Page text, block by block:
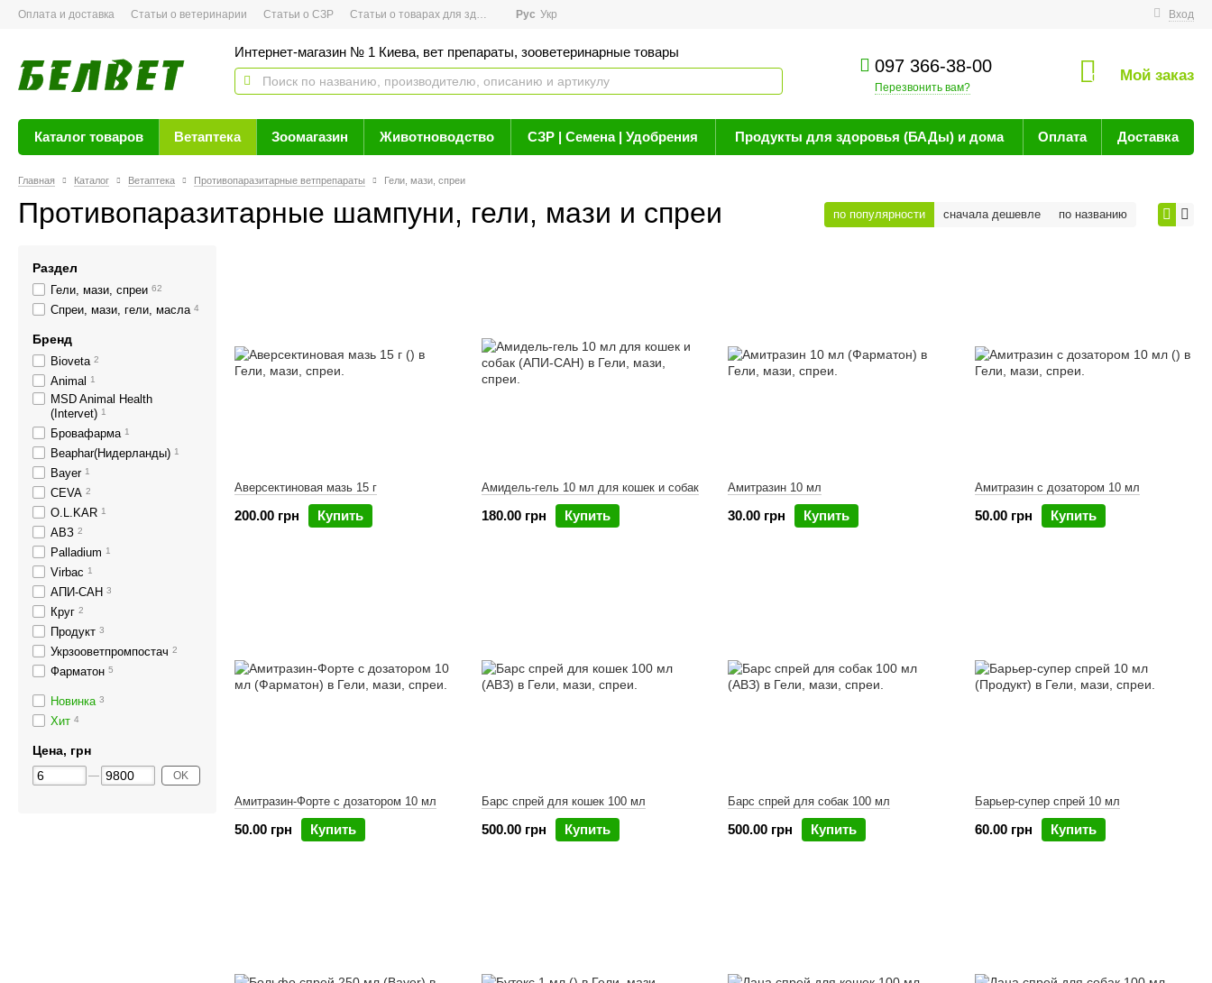
Оплата и доставка Статьи о ветеринарии Статьи о СЗР Статьи о товарах для здоровья Новости Вход
Рус Укр
Интернет-магазин № 1 Киева, вет препараты, зооветеринарные товары
097 366-38-00
Перезвонить вам?
0 Мой заказ
Каталог товаров Ветаптека Зоомагазин Животноводство СЗР | Семена | Удобрения Продукты для здоровья (БАДы) и дома Оплата Доставка
Главная Каталог Ветаптека Противопаразитарные ветпрепараты Гели, мази, спреи
Противопаразитарные шампуни, гели, мази и спреи по популярности сначала дешевле по названию
Аверсектиновая мазь 15 г
200.00 грн Купить
Амидель-гель 10 мл для кошек и собак
180.00 грн Купить
Амитразин 10 мл
30.00 грн Купить
Амитразин с дозатором 10 мл
50.00 грн Купить
Амитразин-Форте с дозатором 10 мл
50.00 грн Купить
Барс спрей для кошек 100 мл
500.00 грн Купить
Барс спрей для собак 100 мл
500.00 грн Купить
Барьер-супер спрей 10 мл
60.00 грн Купить
Раздел
Гели, мази, спреи 62
Спреи, мази, гели, масла 4
Бренд
Bioveta 2
Animal 1
MSD Animal Health
(Intervet) 1
Бровафарма 1
Beaphar(Нидерланды) 1
Bayer 1
CEVA 2
O.L.KAR 1
АВЗ 2
Palladium 1
Virbac 1
АПИ-САН 3
Круг 2
Продукт 3
Укрзооветпромпостач 2
Фарматон 5
Новинка 3
Хит 4
Цена, грн
OK